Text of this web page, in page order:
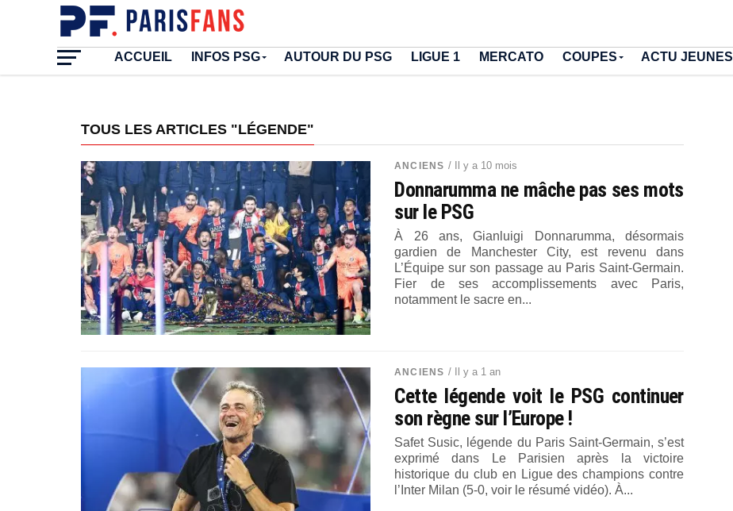
ACCUEIL INFOS PSG AUTOUR DU PSG LIGUE 1 MERCATO COUPES ACTU JEUNES
TOUS LES ARTICLES "LÉGENDE"
ANCIENS / Il y a 10 mois
Donnarumma ne mâche pas ses mots
sur le PSG
À 26 ans, Gianluigi Donnarumma, désormais
gardien de Manchester City, est revenu dans
L’Équipe sur son passage au Paris Saint-Germain.
Fier de ses accomplissements avec Paris,
notamment le sacre en...
ANCIENS / Il y a 1 an
Cette légende voit le PSG continuer
son règne sur l’Europe !
Safet Susic, légende du Paris Saint-Germain, s’est
exprimé dans Le Parisien après la victoire
historique du club en Ligue des champions contre
l’Inter Milan (5-0, voir le résumé vidéo). À...